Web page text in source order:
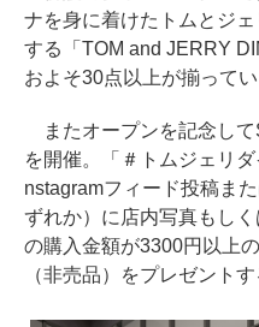
ナを身に着けたトムとジ
する「TOM and JERRY
およそ30点以上が揃ってい
またオープンを記念して
を開催。「＃トムジェリ
nstagramフィード投稿ま
ずれか）に店内写真もし
の購入金額が3300円以上
（非売品）をプレゼントす